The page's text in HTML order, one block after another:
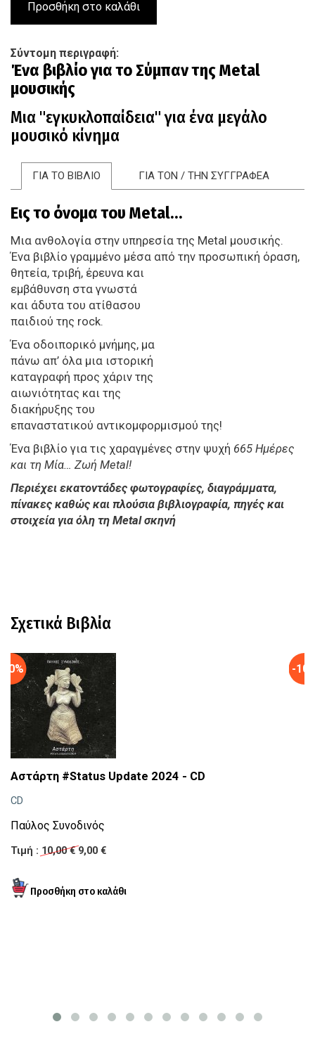
Σύντομη περιγραφή
Ένα βιβλίο για το Σύμπαν τηςMetal
μουσικής
Μια "εγκυκλοπαίδεια" για ένα μεγάλο
μουσικό κίνημα
ΓΙΑ ΤΟ ΒΙΒΛΙΟ ΓΙΑ ΤΟΝ / ΤΗΝ ΣΥΓΓΡΑΦΕΑ
Εις το όνομα του Metal…
Μια ανθολογία στην υπηρεσία της Metal μουσικής.
Ένα βιβλίο γραμμένο μέσα από την προσωπική όραση,
θητεία, τριβή, έρευνα και
εμβάθυνση στα γνωστά
και άδυτα του ατίθασου
παιδιού της rock.
Ένα οδοιπορικό μνήμης, μα
πάνω απ’ όλα μια ιστορική
καταγραφή προς χάριν της
αιωνιότητας και της
διακήρυξης του
επαναστατικού αντικομφορμισμού της!
Ένα βιβλίο για τις χαραγμένες στην ψυχή 665 Ημέρες
και τη Μία… Ζωή Metal!
Περιέχει εκατοντάδες φωτογραφίες, διαγράμματα,
πίνακες καθώς και πλούσια βιβλιογραφία, πηγές και
στοιχεία για όλη τη Metal σκηνή
Σχετικά Βιβλία
Αστάρτη #Status Update 2024 - CD
CD
Παύλος Συνοδινός
Τιμή : 10,00 €9,00 €
-